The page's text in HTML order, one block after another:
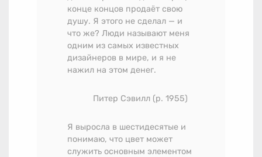
конце концов продаёт свою
душу. Я этого не сделал — и
что же? Люди называют меня
одним из самых известных
дизайнеров в мире, и я не
нажил на этом денег.
Питер Сэвилл (р. 1955)
Я выросла в шестидесятые и
понимаю, что цвет может
служить основным элементом